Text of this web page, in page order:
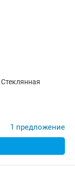
Стеклянная
1 предложение